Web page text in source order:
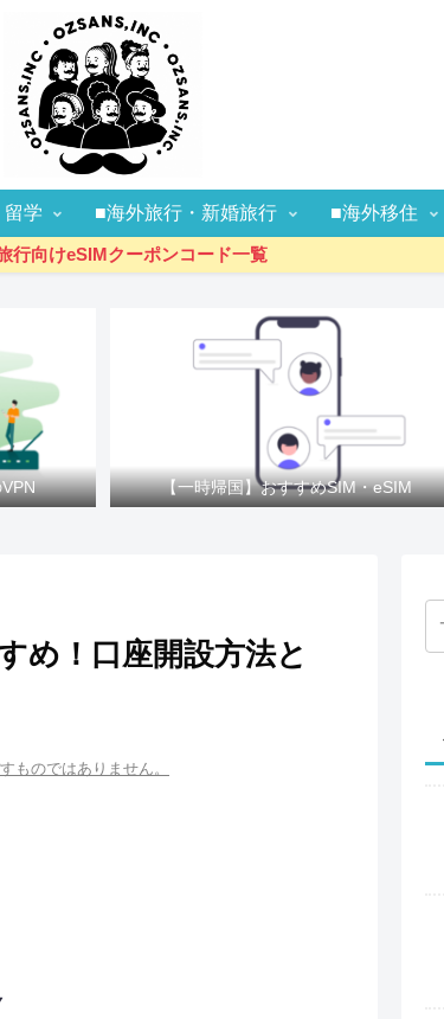
留学 ■海外旅行・新婚旅行 ■海外移住
行向けeSIMクーポンコード一覧
【一時帰国】おすすめSIM・eSIM
め！口座開設方法と
ものではありません。